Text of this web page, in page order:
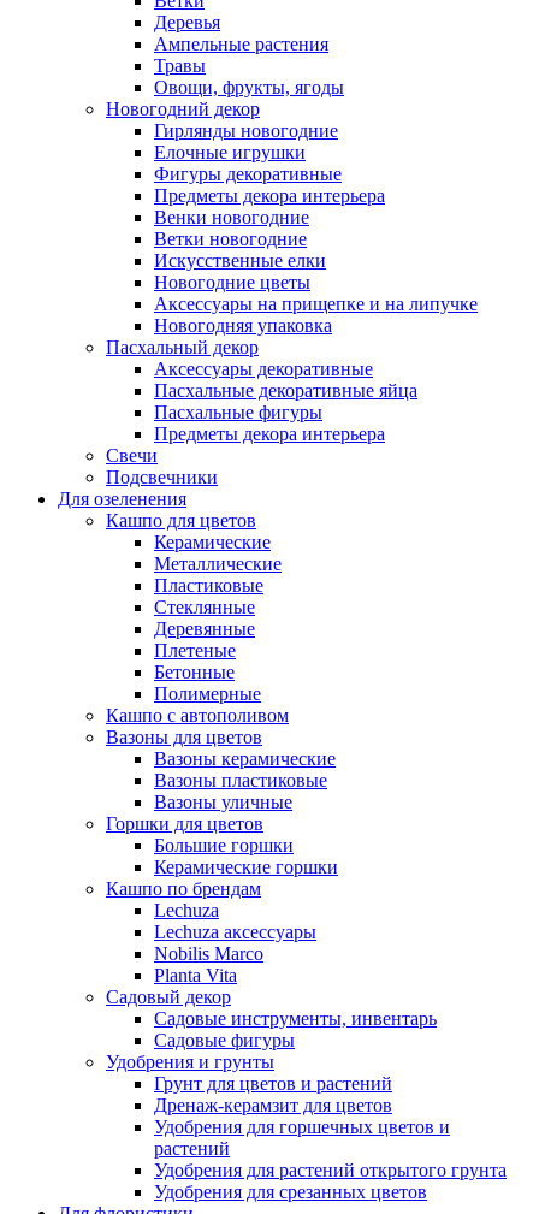
Деревья
Ампельные растения
Травы
Овощи, фрукты, ягоды
Новогодний декор
Гирлянды новогодние
Елочные игрушки
Фигуры декоративные
Предметы декора интерьера
Венки новогодние
Ветки новогодние
Искусственные елки
Новогодние цветы
Аксессуары на прищепке и на липучке
Новогодняя упаковка
Пасхальный декор
Аксессуары декоративные
Пасхальные декоративные яйца
Пасхальные фигуры
Предметы декора интерьера
Свечи
Подсвечники
Для озеленения
Кашпо для цветов
Керамические
Металлические
Пластиковые
Стеклянные
Деревянные
Плетеные
Бетонные
Полимерные
Кашпо с автополивом
Вазоны для цветов
Вазоны керамические
Вазоны пластиковые
Вазоны уличные
Горшки для цветов
Большие горшки
Керамические горшки
Кашпо по брендам
Lechuza
Lechuza аксессуары
Nobilis Marco
Planta Vita
Садовый декор
Садовые инструменты, инвентарь
Садовые фигуры
Удобрения и грунты
Грунт для цветов и растений
Дренаж-керамзит для цветов
Удобрения для горшечных цветов и
растений
Удобрения для растений открытого грунта
Удобрения для срезанных цветов